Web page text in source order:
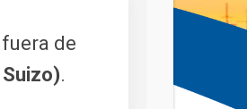
de
.